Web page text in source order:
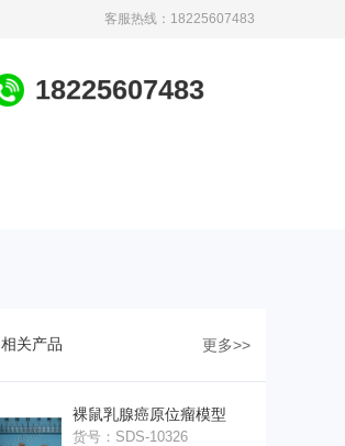
客服热线：18225607483
18225607483
相关产品 更多>>
裸鼠乳腺癌原位瘤模型
货号：SDS-10326